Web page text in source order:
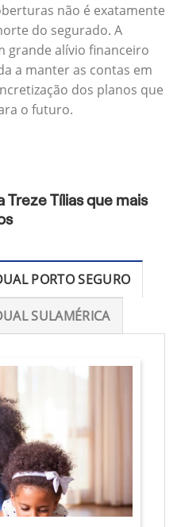
não é exatamente
do segurado. A
grande alívio financeiro
a manter as contas em
dos planos que
o futuro.
Treze Tílias que mais
PORTO SEGURO
SULAMÉRICA